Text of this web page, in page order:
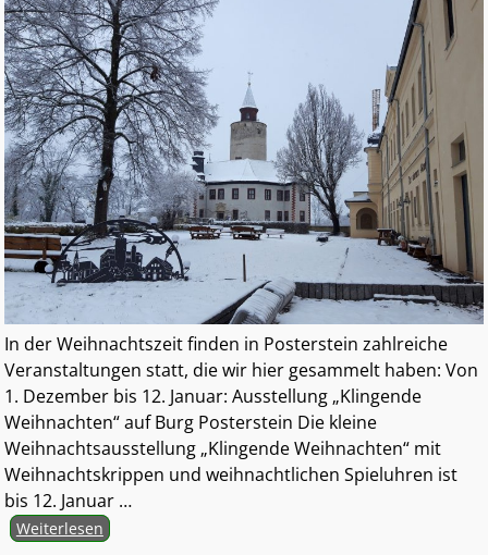
In der Weihnachtszeit finden in Posterstein zahlreiche
Veranstaltungen statt, die wir hier gesammelt haben: Von
1. Dezember bis 12. Januar: Ausstellung „Klingende
Weihnachten“ auf Burg Posterstein Die kleine
Weihnachtsausstellung „Klingende Weihnachten“ mit
Weihnachtskrippen und weihnachtlichen Spieluhren ist
bis 12. Januar …
Weiterlesen